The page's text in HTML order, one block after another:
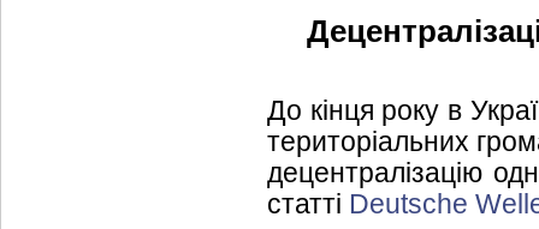
До кінця року в
територіальних
децентралізацію
статті Deutsche